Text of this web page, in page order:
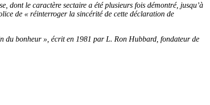
dont le caractère sectaire a été plusieurs fois démontré, jusqu’à
de « réinterroger la sincérité de cette déclaration de
du bonheur », écrit en 1981 par L. Ron Hubbard, fondateur de